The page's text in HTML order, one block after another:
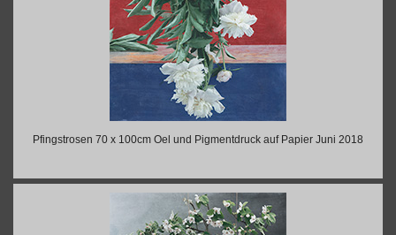
Pfingstrosen 70 x 100cm Oel und Pigmentdruck auf Papier Juni 2018